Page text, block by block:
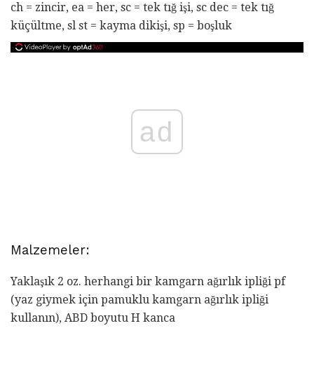
ch = zincir, ea = her, sc = tek tığ işi, sc dec = tek tığ
küçültme, sl st = kayma dikişi, sp = boşluk
ad
Malzemeler:
Yaklaşık 2 oz. herhangi bir kamgarn ağırlık ipliği pf
(yaz giymek için pamuklu kamgarn ağırlık ipliği
kullanın), ABD boyutu H kanca